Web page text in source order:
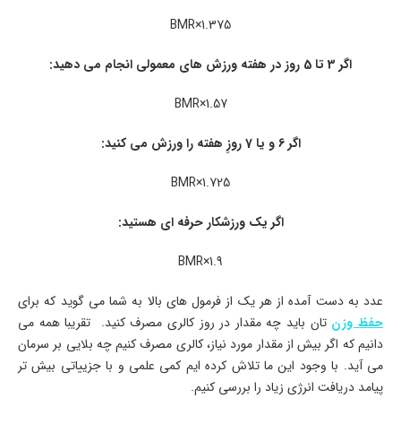
BMR×1.375
اگر 3 تا 5 روز در هفته ورزش های معمولی انجام می دهید:
BMR×1.57
اگر 6 و یا 7 روزِ هفته را ورزش می کنید:
BMR×1.725
اگر یک ورزشکار حرفه ای هستید:
BMR×1.9
عدد به دست آمده از هر یک از فرمول های بالا به شما می گوید که برای
حفظ وزن تان باید چه مقدار در روز کالری مصرف کنید. تقریبا همه می
دانیم که اگر بیش از مقدار مورد نیاز، کالری مصرف کنیم چه بلایی بر سرمان
می آید. با وجود این ما تلاش کرده ایم کمی علمی و با جزییاتی بیش تر
پیامد دریافت انرژی زیاد را بررسی کنیم.